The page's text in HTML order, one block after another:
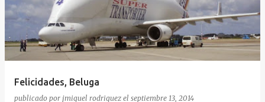
Felicidades, Beluga
publicado por jmiguel rodriguez el septiembre 13, 2014